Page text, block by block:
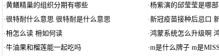
·黄鳝精巢的组织分期有哪些 ·杨紫演的邱莹莹是哪
·很特耐什么意思 很特耐是什么意思 ·新冠疫苗接种后忌口
·枏怎么读 枏如何读 ·鸿蒙系统怎么升级啊
·牛油果和榴莲能一起吃吗 ·m是什么牌子 m是